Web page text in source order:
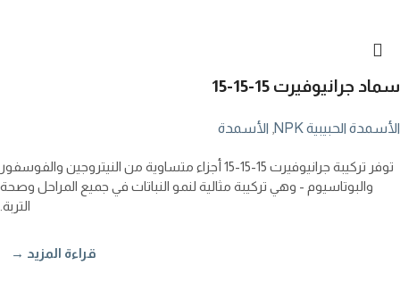
سماد جرانيوفيرت 15-15-15
الأسمدة الحبيبية NPK الأسمدة
توفر تركيبة جرانيوفيرت 15-15-15 أجزاء متساوية من النيتروجين والفوسفور
والبوتاسيوم - وهي تركيبة مثالية لنمو النباتات في جميع المراحل وصحة
التربة.
قراءة المزيد →